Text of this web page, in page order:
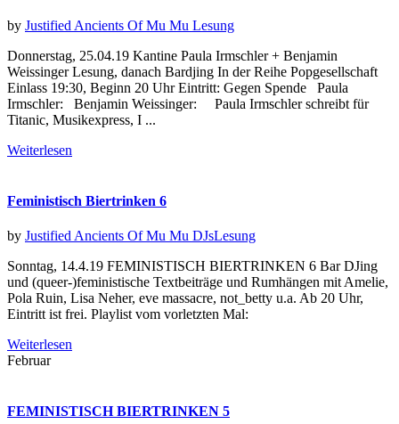
by Justified Ancients Of Mu Mu Lesung
Donnerstag, 25.04.19 Kantine Paula Irmschler + Benjamin
Weissinger Lesung, danach Bardjing In der Reihe Popgesellschaft
Einlass 19:30, Beginn 20 Uhr Eintritt: Gegen Spende Paula
Irmschler: Benjamin Weissinger: Paula Irmschler schreibt für
Titanic, Musikexpress, I ...
Weiterlesen
Feministisch Biertrinken 6
by Justified Ancients Of Mu Mu DJsLesung
Sonntag, 14.4.19 FEMINISTISCH BIERTRINKEN 6 Bar DJing
und (queer-)feministische Textbeiträge und Rumhängen mit Amelie,
Pola Ruin, Lisa Neher, eve massacre, not_betty u.a. Ab 20 Uhr,
Eintritt ist frei. Playlist vom vorletzten Mal:
Weiterlesen
Februar
FEMINISTISCH BIERTRINKEN 5